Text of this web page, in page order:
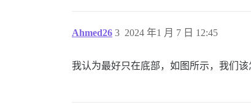
Ahmed26 2024 年1 月 7 日 12:45
3
我认为最好只在底部，如图所示，我们该